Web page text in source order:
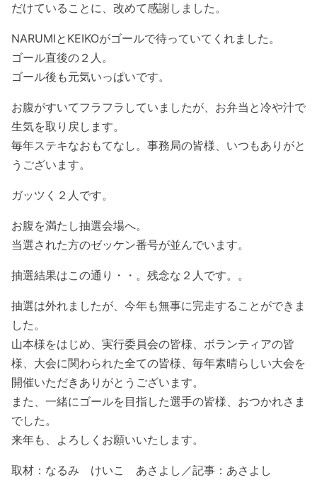
だけていることに、改めて感謝しました。
NARUMIとKEIKOがゴールで待っていてくれました。
ゴール直後の２人。
ゴール後も元気いっぱいです。
お腹がすいてフラフラしていましたが、お弁当と冷や汁で
生気を取り戻します。
毎年ステキなおもてなし。事務局の皆様、いつもありがと
うございます。
ガッツく２人です。
お腹を満たし抽選会場へ。
当選された方のゼッケン番号が並んでいます。
抽選結果はこの通り・・。残念な２人です。。
抽選は外れましたが、今年も無事に完走することができま
した。
山本様をはじめ、実行委員会の皆様、ボランティアの皆
様、大会に関わられた全ての皆様、毎年素晴らしい大会を
開催いただきありがとうございます。
また、一緒にゴールを目指した選手の皆様、おつかれさま
でした。
来年も、よろしくお願いいたします。
取材：なるみ けいこ あさよし／記事：あさよし